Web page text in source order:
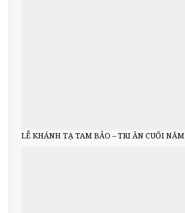
LỄ KHÁNH TẠ TAM BẢO – TRI ÂN CUỐI NĂM